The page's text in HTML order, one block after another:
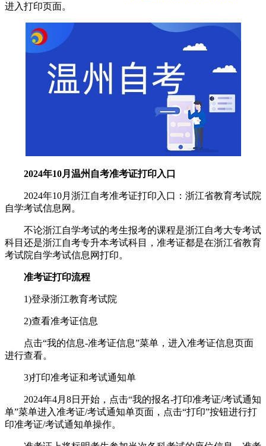
进入打印页面。
2024年10月温州自考准考证打印入口
2024年10月浙江自考准考证打印入口：浙江省教育考试院
自学考试信息网。
不论浙江自学考试的考生报考的课程是浙江自考大专考试
科目还是浙江自考专升本考试科目，准考证都是在浙江省教育
考试院自学考试信息网打印。
准考证打印流程
1)登录浙江教育考试院
2)查看准考证信息
点击“我的信息-准考证信息”菜单，进入准考证信息页面
进行查看。
3)打印准考证和考试通知单
2024年4月8日开始，点击“我的报名-打印准考证/考试通知
单”菜单进入准考证/考试通知单页面，点击“打印”按钮进行打
印准考证/考试通知单操作。